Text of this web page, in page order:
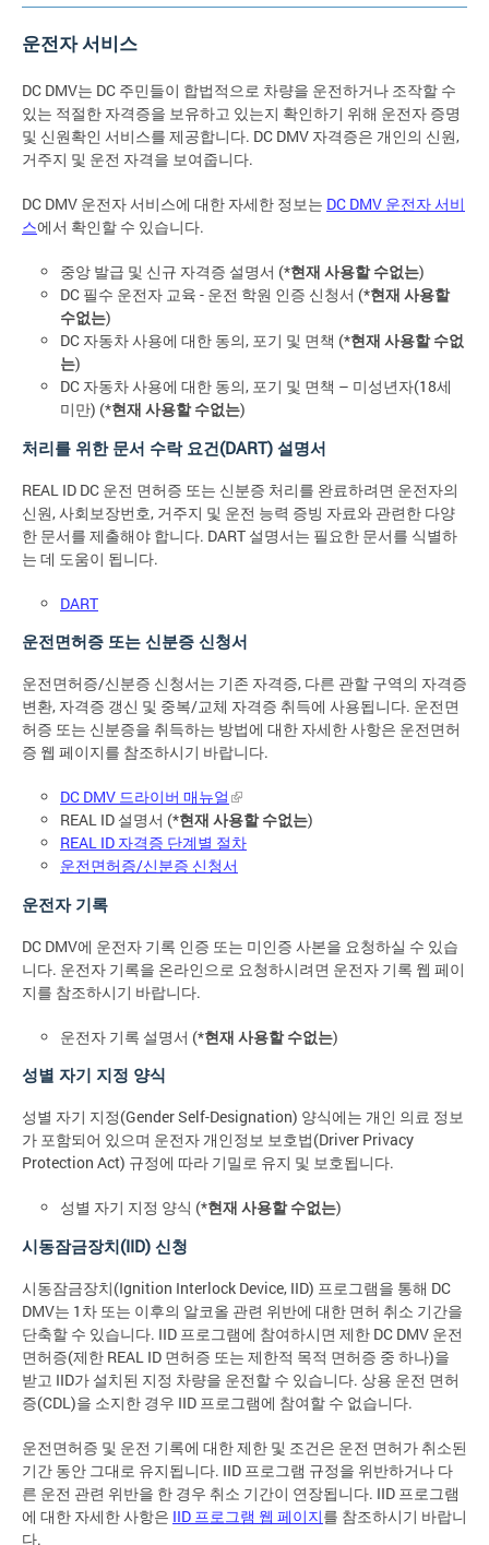
운전자 서비스
DC DMV는 DC 주민들이 합법적으로 차량을 운전하거나 조작할 수
있는 적절한 자격증을 보유하고 있는지 확인하기 위해 운전자 증명
및 신원확인 서비스를 제공합니다. DC DMV 자격증은 개인의 신원,
거주지 및 운전 자격을 보여줍니다.
DC DMV 운전자 서비스에 대한 자세한 정보는 DC DMV 운전자 서비
스에서 확인할 수 있습니다.
중앙 발급 및 신규 자격증 설명서 (*현재 사용할 수없는)
DC 필수 운전자 교육 - 운전 학원 인증 신청서 (*현재 사용할
수없는)
DC 자동차 사용에 대한 동의, 포기 및 면책 (*현재 사용할 수없
는)
DC 자동차 사용에 대한 동의, 포기 및 면책 – 미성년자(18세
미만) (*현재 사용할 수없는)
처리를 위한 문서 수락 요건(DART) 설명서
REAL ID DC 운전 면허증 또는 신분증 처리를 완료하려면 운전자의
신원, 사회보장번호, 거주지 및 운전 능력 증빙 자료와 관련한 다양
한 문서를 제출해야 합니다. DART 설명서는 필요한 문서를 식별하
는 데 도움이 됩니다.
DART
운전면허증 또는 신분증 신청서
운전면허증/신분증 신청서는 기존 자격증, 다른 관할 구역의 자격증
변환, 자격증 갱신 및 중복/교체 자격증 취득에 사용됩니다. 운전면
허증 또는 신분증을 취득하는 방법에 대한 자세한 사항은 운전면허
증 웹 페이지를 참조하시기 바랍니다.
DC DMV 드라이버 매뉴얼
REAL ID 설명서 (*현재 사용할 수없는)
REAL ID 자격증 단계별 절차
운전면허증/신분증 신청서
운전자 기록
DC DMV에 운전자 기록 인증 또는 미인증 사본을 요청하실 수 있습
니다. 운전자 기록을 온라인으로 요청하시려면 운전자 기록 웹 페이
지를 참조하시기 바랍니다.
운전자 기록 설명서 (*현재 사용할 수없는)
성별 자기 지정 양식
성별 자기 지정(Gender Self-Designation) 양식에는 개인 의료 정보
가 포함되어 있으며 운전자 개인정보 보호법(Driver Privacy
Protection Act) 규정에 따라 기밀로 유지 및 보호됩니다.
성별 자기 지정 양식 (*현재 사용할 수없는)
시동잠금장치(IID) 신청
시동잠금장치(Ignition Interlock Device, IID) 프로그램을 통해 DC
DMV는 1차 또는 이후의 알코올 관련 위반에 대한 면허 취소 기간을
단축할 수 있습니다. IID 프로그램에 참여하시면 제한 DC DMV 운전
면허증(제한 REAL ID 면허증 또는 제한적 목적 면허증 중 하나)을
받고 IID가 설치된 지정 차량을 운전할 수 있습니다. 상용 운전 면허
증(CDL)을 소지한 경우 IID 프로그램에 참여할 수 없습니다.
운전면허증 및 운전 기록에 대한 제한 및 조건은 운전 면허가 취소된
기간 동안 그대로 유지됩니다. IID 프로그램 규정을 위반하거나 다
른 운전 관련 위반을 한 경우 취소 기간이 연장됩니다. IID 프로그램
에 대한 자세한 사항은 IID 프로그램 웹 페이지를 참조하시기 바랍니
다.